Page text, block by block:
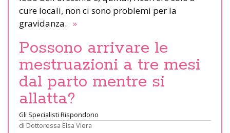
cure locali, non ci sono problemi per la
gravidanza. »
Possono arrivare le
mestruazioni a tre mesi
dal parto mentre si
allatta?
Gli Specialisti Rispondono
di Dottoressa Elsa Viora